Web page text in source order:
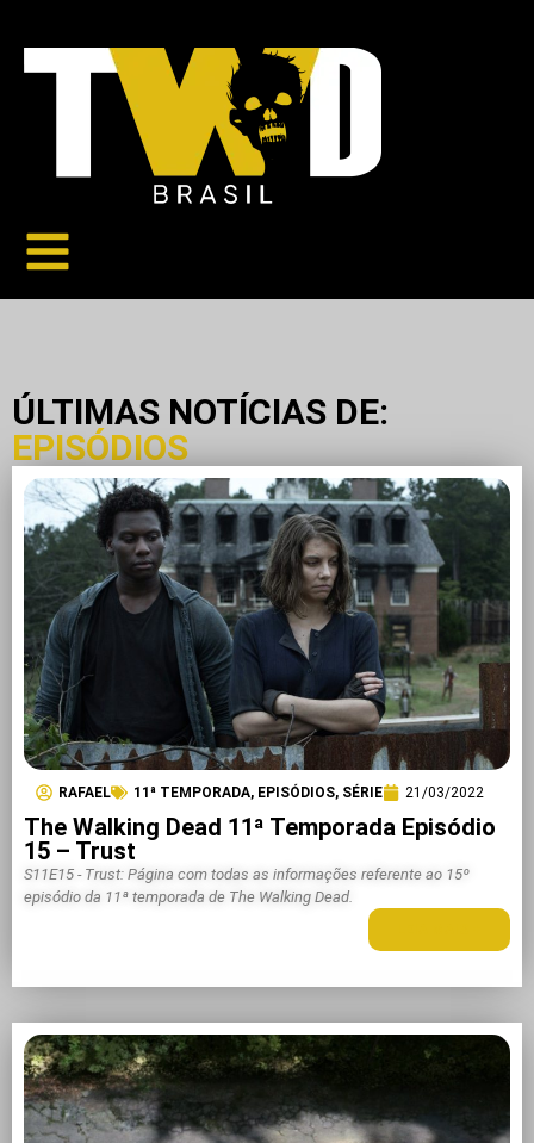
ÚLTIMAS NOTÍCIAS DE:
EPISÓDIOS
RAFAEL 11ª TEMPORADA, EPISÓDIOS, SÉRIE 21/03/2022
The Walking Dead 11ª Temporada Episódio
15 – Trust
S11E15 - Trust: Página com todas as informações referente ao 15º
episódio da 11ª temporada de The Walking Dead.